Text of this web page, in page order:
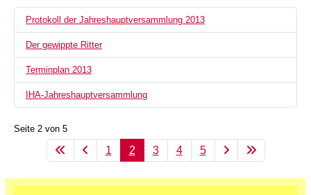
Protokoll der Jahreshauptversammlung 2013
Der gewippte Ritter
Terminplan 2013
IHA-Jahreshauptversammlung
Seite 2 von 5
1 2 3 4 5